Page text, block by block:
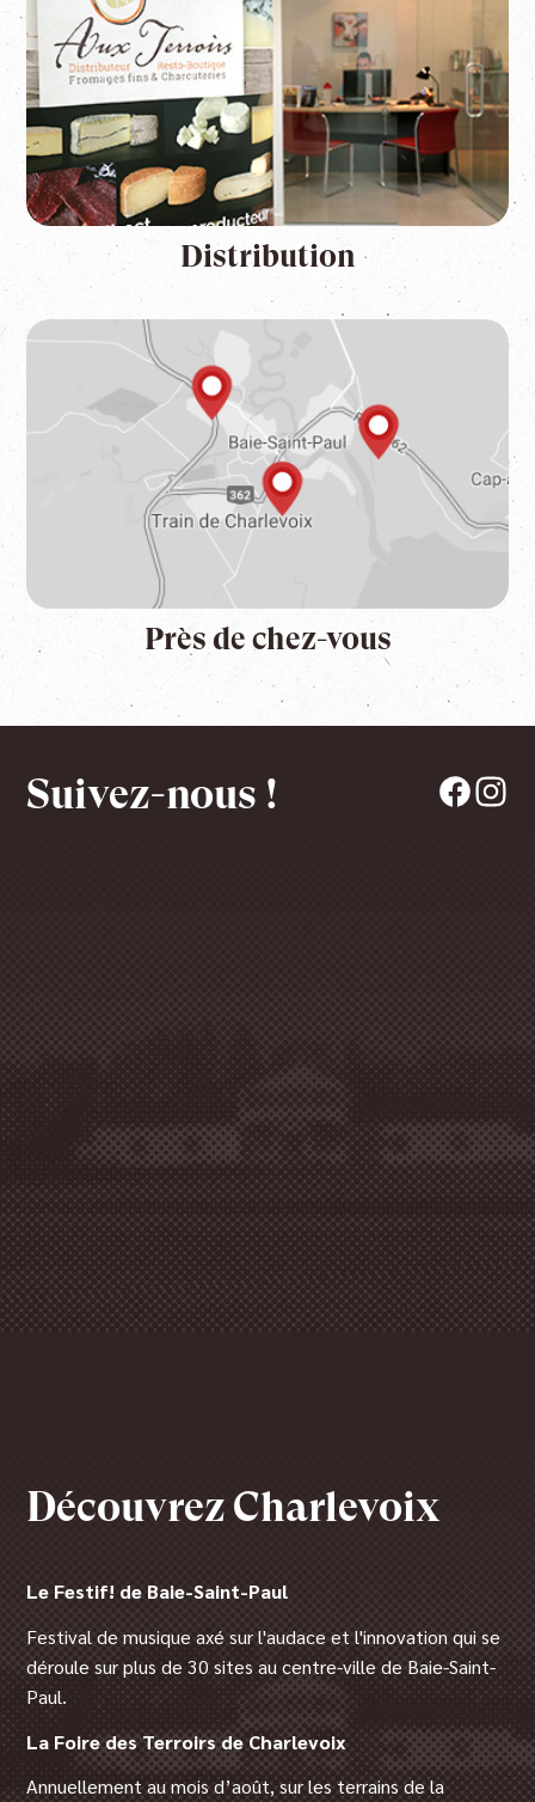
Distribution
Près de chez-vous
Suivez-nous !
Découvrez Charlevoix
Le Festif! de Baie-Saint-Paul
Festival de musique axé sur l'audace et l'innovation qui se
déroule sur plus de 30 sites au centre-ville de Baie-Saint-
Paul.
La Foire des Terroirs de Charlevoix
Annuellement au mois d’août, sur les terrains de la